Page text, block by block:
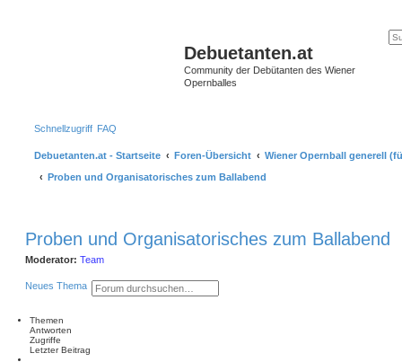
Debuetanten.at
Community der Debütanten des Wiener
Opernballes
Schnellzugriff FAQ
Debuetanten.at - Startseite Foren-Übersicht
Wiener Opernball generell
Proben und Organisatorisches zum Ballabend
Proben und Organisatorisches zum Ballabend
Moderator: Team
Neues Thema S
u
E
r
Themen
Antworten
Zugriffe
Letzter Beitrag